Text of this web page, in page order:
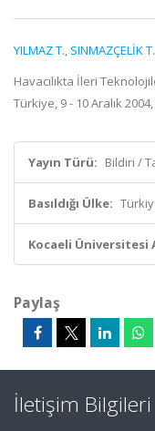
YILMAZ T., SINMAZÇELİK T.
Havacılıkta İleri
Türkiye, 9 - 10 Aralık
Yayın Türü: Bildiri /
Basıldığı Ülke:
Kocaeli Üniversitesi
Paylaş
İletişim Bilgileri